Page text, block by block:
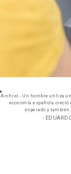
Archivo - Un hombre utiliza
economía española
esperado y
-